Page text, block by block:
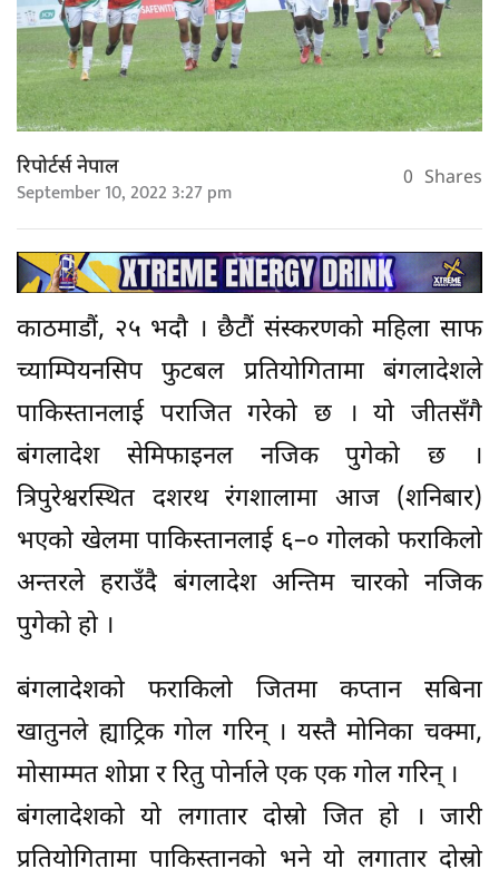
रिपोर्टर्स नेपाल
September 10, 2022 3:27 pm 0 Shares
काठमाडौं, २५ भदौ । छैटौं संस्करणको महिला साफ
च्याम्पियनसिप फुटबल प्रतियोगितामा बंगलादेशले
पाकिस्तानलाई पराजित गरेको छ । यो जीतसँगै
बंगलादेश सेमिफाइनल नजिक पुगेको छ ।
त्रिपुरेश्वरस्थित दशरथ रंगशालामा आज (शनिबार)
भएको खेलमा पाकिस्तानलाई ६–० गोलको फराकिलो
अन्तरले हराउँदै बंगलादेश अन्तिम चारको नजिक
पुगेको हो ।
बंगलादेशको फराकिलो जितमा कप्तान सबिना
खातुनले ह्याट्रिक गोल गरिन् । यस्तै मोनिका चक्मा,
मोसाम्मत शोप्ना र रितु पोर्नाले एक एक गोल गरिन् ।
बंगलादेशको यो लगातार दोस्रो जित हो । जारी
प्रतियोगितामा पाकिस्तानको भने यो लगातार दोस्रो